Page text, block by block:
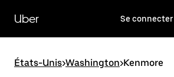
contenu
principal
Uber Se connecter
États-Unis>Washington>Kenmore